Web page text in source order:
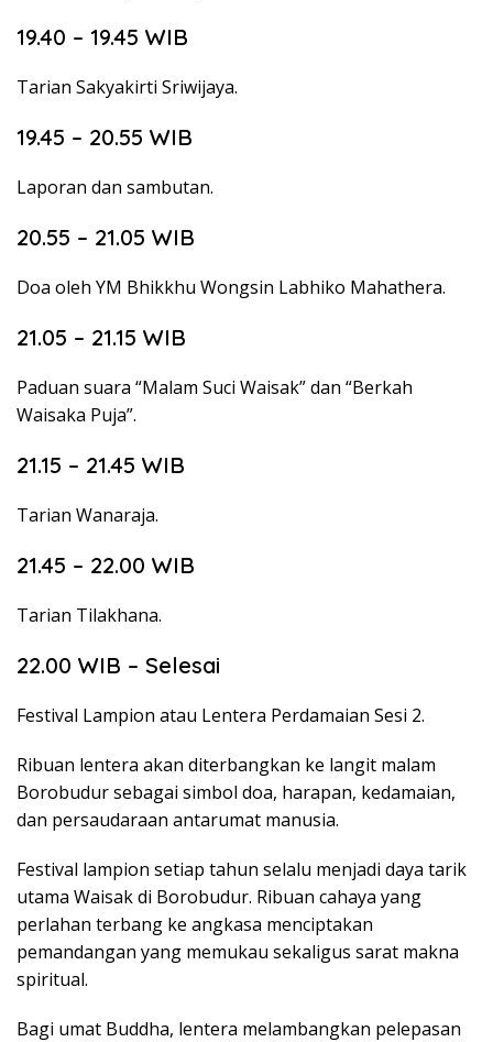
19.40 – 19.45 WIB
Tarian Sakyakirti Sriwijaya.
19.45 – 20.55 WIB
Laporan dan sambutan.
20.55 – 21.05 WIB
Doa oleh YM Bhikkhu Wongsin Labhiko Mahathera.
21.05 – 21.15 WIB
Paduan suara “Malam Suci Waisak” dan “Berkah
Waisaka Puja”.
21.15 – 21.45 WIB
Tarian Wanaraja.
21.45 – 22.00 WIB
Tarian Tilakhana.
22.00 WIB – Selesai
Festival Lampion atau Lentera Perdamaian Sesi 2.
Ribuan lentera akan diterbangkan ke langit malam
Borobudur sebagai simbol doa, harapan, kedamaian,
dan persaudaraan antarumat manusia.
Festival lampion setiap tahun selalu menjadi daya tarik
utama Waisak di Borobudur. Ribuan cahaya yang
perlahan terbang ke angkasa menciptakan
pemandangan yang memukau sekaligus sarat makna
spiritual.
Bagi umat Buddha, lentera melambangkan pelepasan